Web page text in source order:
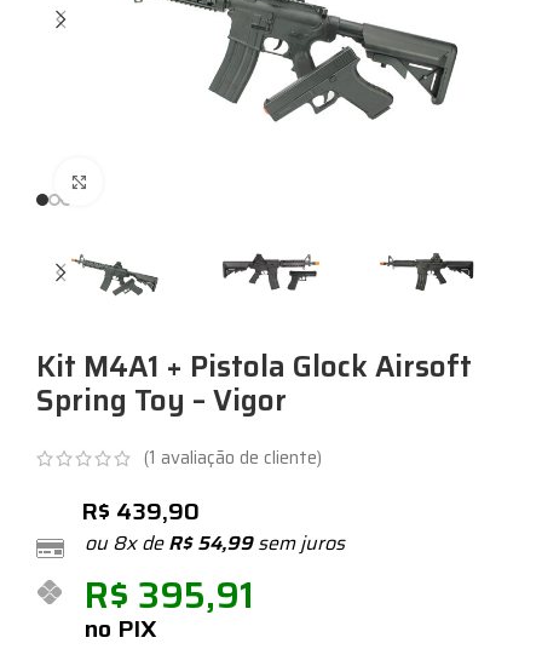
Kit M4A1 + Pistola Glock Airsoft
Spring Toy – Vigor
(1 avaliação de cliente)
R$ 439,90
ou 8x deR$54,99sem juros
R$ 395,91
no PIX